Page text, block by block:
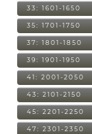
33: 1601-1650
35: 1701-1750
37: 1801-1850
39: 1901-1950
41: 2001-2050
43: 2101-2150
45: 2201-2250
47: 2301-2350